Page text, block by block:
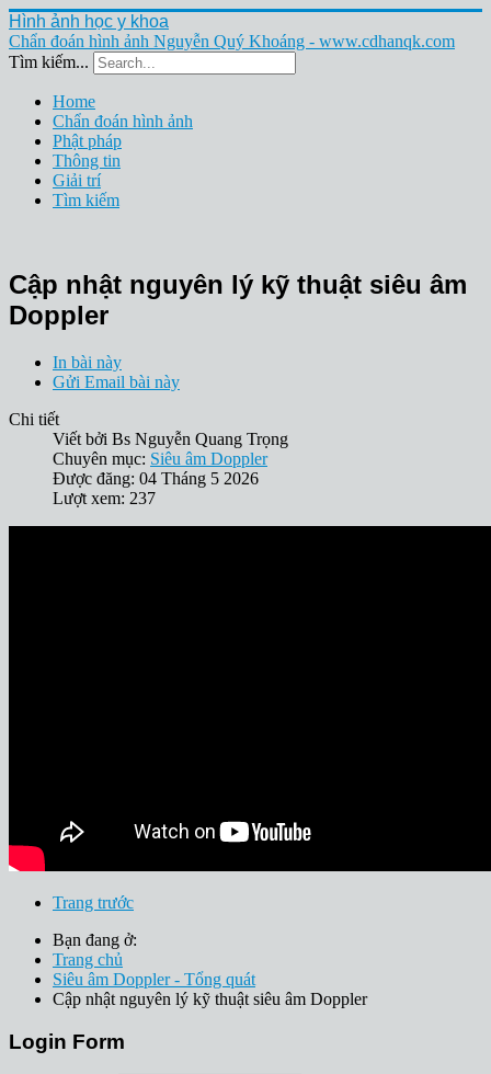
Hình ảnh học y khoa
Chẩn đoán hình ảnh Nguyễn Quý Khoáng - www.cdhanqk.com
Tìm kiếm...
Home
Chẩn đoán hình ảnh
Phật pháp
Thông tin
Giải trí
Tìm kiếm
Cập nhật nguyên lý kỹ thuật siêu âm
Doppler
In bài này
Gửi Email bài này
Chi tiết
Viết bởi Bs Nguyễn Quang Trọng
Chuyên mục: Siêu âm Doppler
Được đăng: 04 Tháng 5 2026
Lượt xem: 237
Trang trước
Bạn đang ở:
Trang chủ
Siêu âm Doppler - Tổng quát
Cập nhật nguyên lý kỹ thuật siêu âm Doppler
Login Form